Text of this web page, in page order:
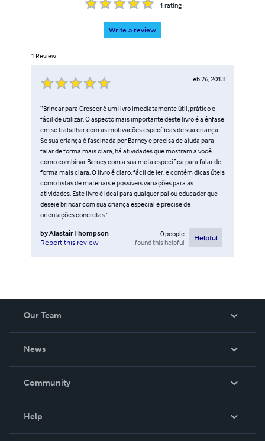
1 rating
Write a review
1 Review
Feb 26, 2013
“Brincar para Crescer é um livro imediatamente útil, prático e
fácil de utilizar. O aspecto mais importante deste livro é a ênfase
em se trabalhar com as motivações específicas de sua criança.
Se sua criança é fascinada por Barney e precisa de ajuda para
falar de forma mais clara, há atividades que mostram a você
como combinar Barney com a sua meta específica para falar de
forma mais clara. O livro é claro, fácil de ler, e contém dicas úteis
como listas de materiais e possíveis variações para as
atividades. Este livro é ideal para qualquer pai ou educador que
deseje brincar com sua criança especial e precise de
orientações concretas.”
byAlastair Thompson
Report this review
0people
found this helpful
Helpful
Our Team
News
In The News
Community
Help